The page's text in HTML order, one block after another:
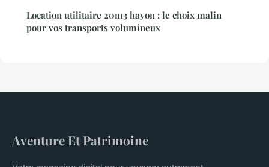
Location utilitaire 20m3 hayon : le choix malin
pour vos transports volumineux
Aventure Et Patrimoine